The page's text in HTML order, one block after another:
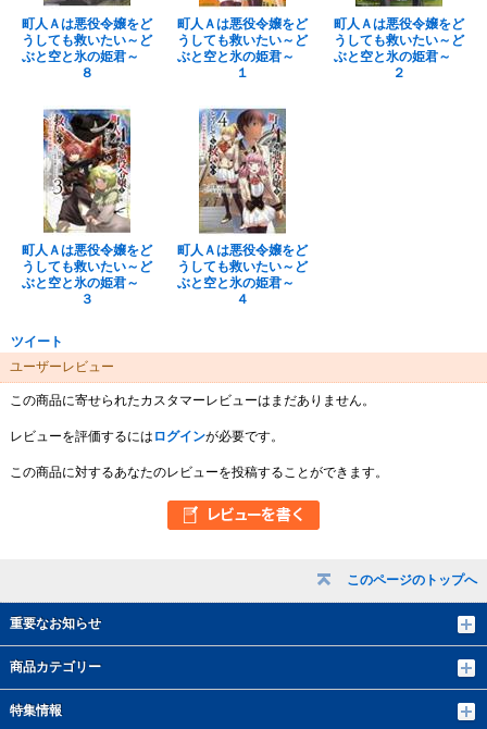
このページのトップへ
重要なお知らせ
商品カテゴリー
特集情報
町人Ａは悪役令嬢をど
うしても救いたい～ど
ぶと空と氷の姫君～
８
町人Ａは悪役令嬢をど
うしても救いたい～ど
ぶと空と氷の姫君～
１
町人Ａは悪役令嬢をど
うしても救いたい～ど
ぶと空と氷の姫君～
２
町人Ａは悪役令嬢をど
うしても救いたい～ど
ぶと空と氷の姫君～
３
町人Ａは悪役令嬢をど
うしても救いたい～ど
ぶと空と氷の姫君～
４
ツイート
ユーザーレビュー
この商品に寄せられたカスタマーレビューはまだありません。
レビューを評価するには ログインが必要です。
この商品に対するあなたのレビューを投稿することができます。